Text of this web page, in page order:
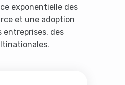
exponentielle des
et une adoption
entreprises, des